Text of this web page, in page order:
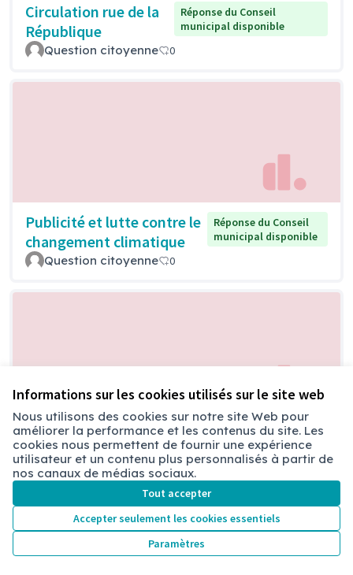
Informations sur les cookies utilisés sur le site web
Nous utilisons des cookies sur notre site Web pour
améliorer la performance et les contenus du site. Les
cookies nous permettent de fournir une expérience
utilisateur et un contenu plus personnalisés à partir de
nos canaux de médias sociaux.
Tout accepter
Accepter seulement les cookies essentiels
Paramètres
Circulation rue de la
République
Réponse du Conseil
municipal disponible
Question citoyenne 0
Publicité et lutte contre le
changement climatique
Réponse du Conseil
municipal disponible
Question citoyenne 0
Pollution a proximité
des écoles
Réponse du Conseil
municipal disponible
Question citoyenne 0